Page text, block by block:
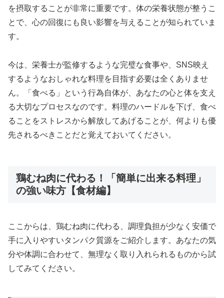
を摂取することが非常に重要です。体の栄養状態が整うこ
とで、心の回復にも良い影響を与えることが知られていま
す。
今は、栄養士が監修するような完璧な食事や、SNS映え
するようなおしゃれな料理を目指す必要は全くありませ
ん。「食べる」という行為自体が、あなたの心と体を支え
る大切なプロセスなのです。料理のハードルを下げ、食べ
ることをストレスから解放してあげることが、何よりも優
先されるべきことだと覚えておいてください。
鶏むね肉に代わる！「簡単に出来る料理」
の強い味方【食材編】
ここからは、鶏むね肉に代わる、調理負担が少なく安価で
手に入りやすいタンパク質源をご紹介します。あなたの気
分や体調に合わせて、無理なく取り入れられるものから試
してみてください。